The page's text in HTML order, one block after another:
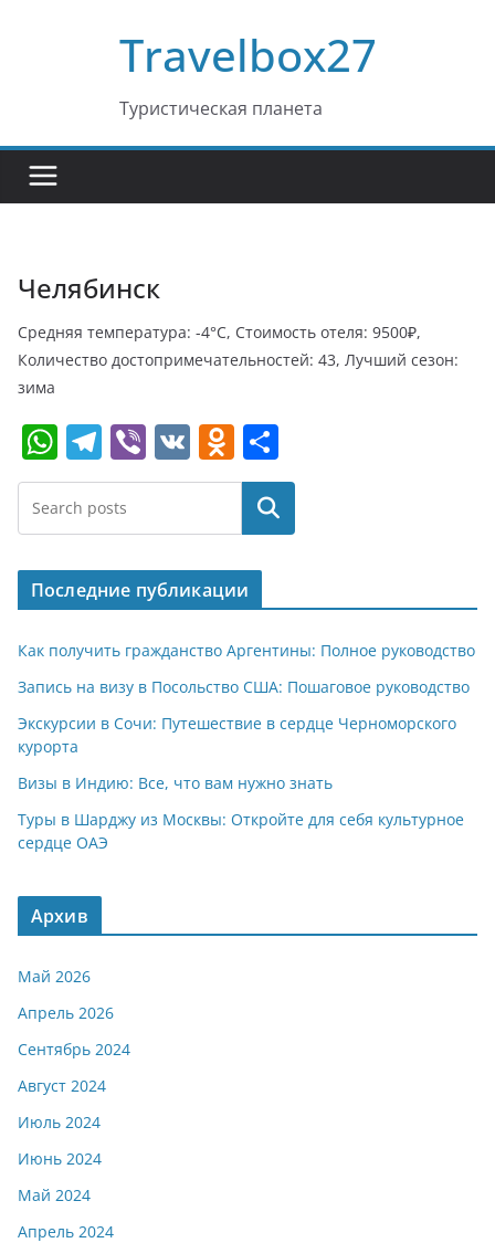
Travelbox27
Туристическая планета
Челябинск
Средняя температура: -4°C, Стоимость отеля: 9500₽,
Количество достопримечательностей: 43, Лучший сезон:
зима
W
h
at
s
A
p
p
T
el
e
gr
a
m
Vi
b
V
K
O
d
o
kl
a
ss
ni
ki
т
п
р
в
и
т
ь
Поиск
Последние публикации
Как получить гражданство Аргентины: Полное руководство
Запись на визу в Посольство США: Пошаговое руководство
Экскурсии в Сочи: Путешествие в сердце Черноморского
курорта
Визы в Индию: Все, что вам нужно знать
Туры в Шарджу из Москвы: Откройте для себя культурное
сердце ОАЭ
Архив
Май 2026
Апрель 2026
Сентябрь 2024
Август 2024
Июль 2024
Июнь 2024
Май 2024
Апрель 2024